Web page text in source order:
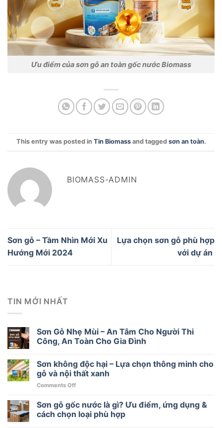
Ưu điểm của sơn gỗ an toàn gốc nước Biomass
This entry was posted in Tin Biomassand tagged sơn an toàn.
BIOMASS-ADMIN
Sơn gỗ – Tầm Nhìn Mới Xu
Hướng Mới 2024
Lựa chọn sơn gỗ phù hợp
với dự án
TIN MỚI NHẤT
Sơn Gỗ Nhẹ Mùi – An Tâm Cho Người Thi
Công, An Toàn Cho Gia Đình
Sơn không độc hại – Lựa chọn thông minh cho
gỗ và nội thất xanh
Comments Offon
không
độc
hại
Sơn gỗ gốc nước là gì? Ưu điểm, ứng dụng &
cách chọn loại phù hợp